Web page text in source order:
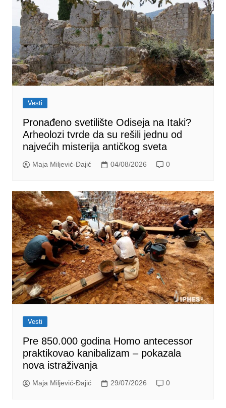
Vesti
Pronađeno svetilište Odiseja na Itaki?
Arheolozi tvrde da su rešili jednu od
najvećih misterija antičkog sveta
Maja Miljević-Đajić 04/08/2026 0
Vesti
Pre 850.000 godina Homo antecessor
praktikovao kanibalizam – pokazala
nova istraživanja
Maja Miljević-Đajić 29/07/2026 0